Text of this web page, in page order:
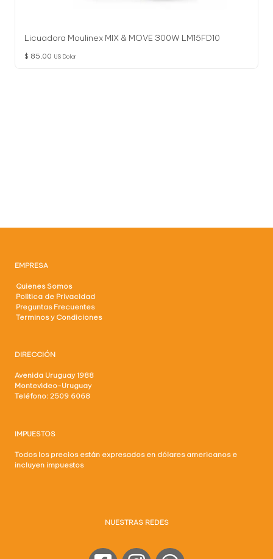
Licuadora Moulinex MIX & MOVE 300W LM15FD10
$ 85,00 US Dolar
EMPRESA
Quienes Somos
Politica de Privacidad
Preguntas Frecuentes
Terminos y Condiciones
DIRECCIÓN
Avenida Uruguay 1988
Montevideo-Uruguay
Teléfono: 2509 6068
IMPUESTOS
Todos los precios están expresados en dólares americanos e
incluyen impuestos
NUESTRAS REDES